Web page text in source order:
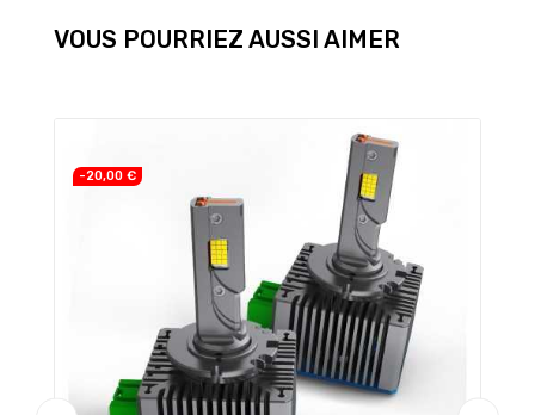
VOUS POURRIEZ AUSSI AIMER
-20,00 €